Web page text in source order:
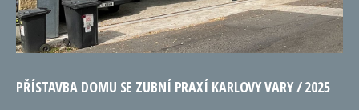
PŘÍSTAVBA DOMU SE ZUBNÍ PRAXÍ KARLOVY VARY / 2025